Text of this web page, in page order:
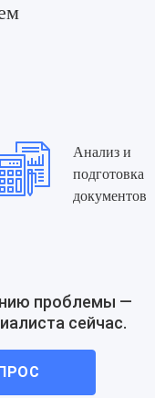
на
знать
Анализ и
подготовка
документов
проблемы —
сейчас.